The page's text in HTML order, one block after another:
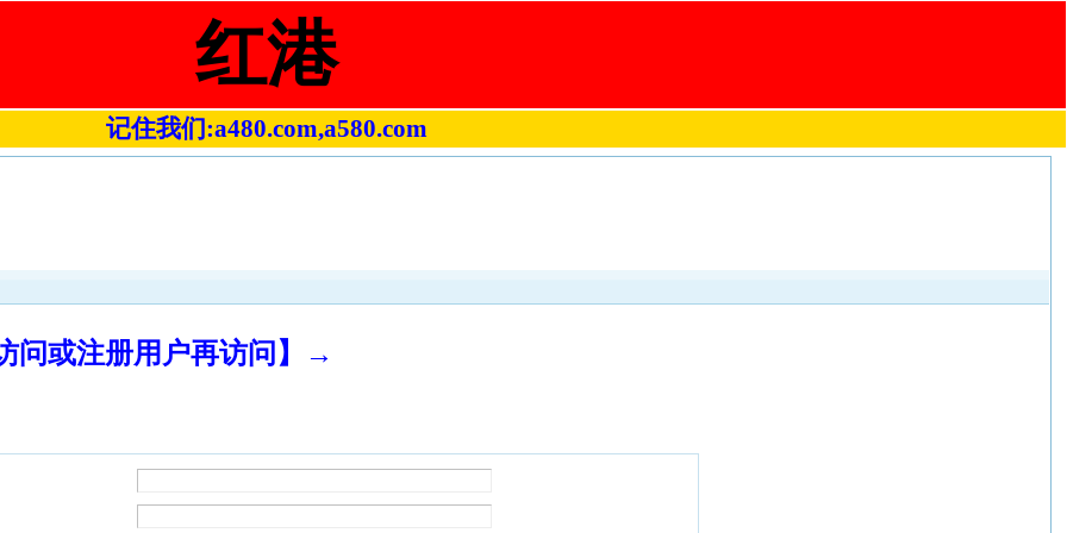
红港
记住我们:a480.com,a580.com
问或注册用户再访问】→